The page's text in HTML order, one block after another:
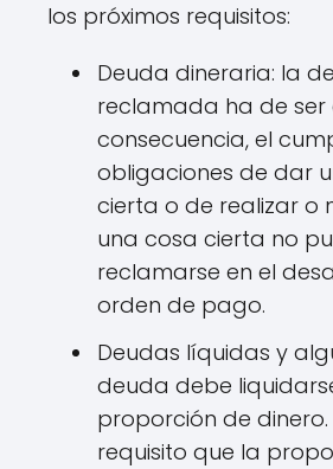
los próximos requisitos:
Deuda dineraria: la
reclamada ha de ser
consecuencia, el
obligaciones de dar
cierta o de realizar o
una cosa cierta no
reclamarse en el
orden de pago.
Deudas líquidas y
deuda debe
proporción de dinero.
requisito que la